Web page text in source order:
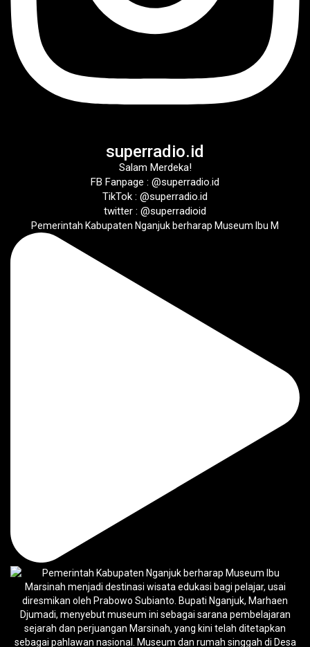
superradio.id
Salam Merdeka!
FB Fanpage : @superradio.id
TikTok : @superradio.id
twitter : @superradioid
Pemerintah Kabupaten Nganjuk berharap Museum Ibu M